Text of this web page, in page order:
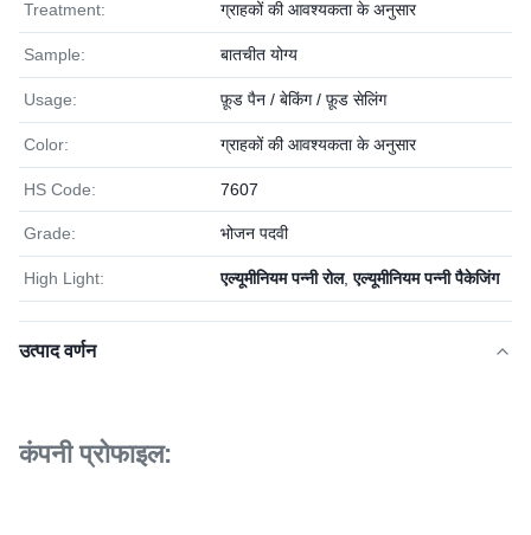
Treatment: ग्राहकों की आवश्यकता के अनुसार
Sample: बातचीत योग्य
Usage: फ़ूड पैन / बेकिंग / फ़ूड सेलिंग
Color: ग्राहकों की आवश्यकता के अनुसार
HS Code: 7607
Grade: भोजन पदवी
High Light: एल्यूमीनियम पन्नी रोल,एल्यूमीनियम पन्नी पैकेजिंग
उत्पाद वर्णन
कंपनी प्रोफाइल: